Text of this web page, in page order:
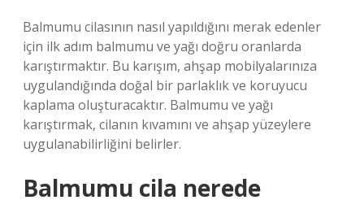
Balmumu cilasının nasıl yapıldığını merak edenler
için ilk adım balmumu ve yağı doğru oranlarda
karıştırmaktır. Bu karışım, ahşap mobilyalarınıza
uygulandığında doğal bir parlaklık ve koruyucu
kaplama oluşturacaktır. Balmumu ve yağı
karıştırmak, cilanın kıvamını ve ahşap yüzeylere
uygulanabilirliğini belirler.
Balmumu cila nerede